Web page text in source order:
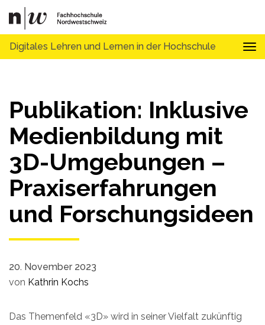
Digitales Lehren und Lernen in der Hochschule
Publikation: Inklusive
Medienbildung mit
3D-Umgebungen –
Praxiserfahrungen
und Forschungsideen
20. November 2023
von Kathrin Kochs
Das Themenfeld «3D» wird in seiner Vielfalt zukünftig